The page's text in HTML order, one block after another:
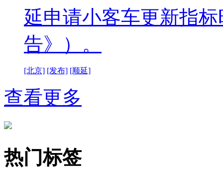
延申请小客车更新指
告》）。
[北京] [发布] [顺延]
查看更多
热门标签